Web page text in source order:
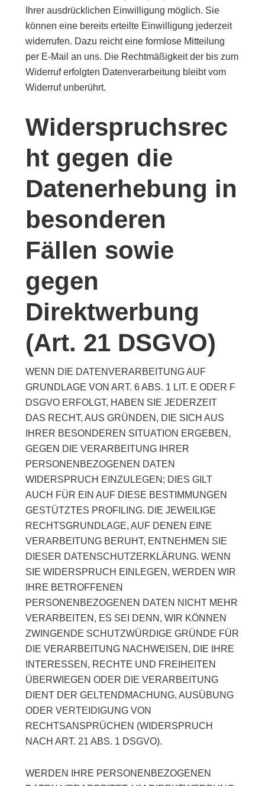
Ihrer ausdrücklichen Einwilligung möglich. Sie
können eine bereits erteilte Einwilligung jederzeit
widerrufen. Dazu reicht eine formlose Mitteilung
per E-Mail an uns. Die Rechtmäßigkeit der bis zum
Widerruf erfolgten Datenverarbeitung bleibt vom
Widerruf unberührt.
Widerspruchsrec
ht gegen die
Datenerhebung in
besonderen
Fällen sowie
gegen
Direktwerbung
(Art. 21 DSGVO)
WENN DIE DATENVERARBEITUNG AUF
GRUNDLAGE VON ART. 6 ABS. 1 LIT. E ODER F
DSGVO ERFOLGT, HABEN SIE JEDERZEIT
DAS RECHT, AUS GRÜNDEN, DIE SICH AUS
IHRER BESONDEREN SITUATION ERGEBEN,
GEGEN DIE VERARBEITUNG IHRER
PERSONENBEZOGENEN DATEN
WIDERSPRUCH EINZULEGEN; DIES GILT
AUCH FÜR EIN AUF DIESE BESTIMMUNGEN
GESTÜTZTES PROFILING. DIE JEWEILIGE
RECHTSGRUNDLAGE, AUF DENEN EINE
VERARBEITUNG BERUHT, ENTNEHMEN SIE
DIESER DATENSCHUTZERKLÄRUNG. WENN
SIE WIDERSPRUCH EINLEGEN, WERDEN WIR
IHRE BETROFFENEN
PERSONENBEZOGENEN DATEN NICHT MEHR
VERARBEITEN, ES SEI DENN, WIR KÖNNEN
ZWINGENDE SCHUTZWÜRDIGE GRÜNDE FÜR
DIE VERARBEITUNG NACHWEISEN, DIE IHRE
INTERESSEN, RECHTE UND FREIHEITEN
ÜBERWIEGEN ODER DIE VERARBEITUNG
DIENT DER GELTENDMACHUNG, AUSÜBUNG
ODER VERTEIDIGUNG VON
RECHTSANSPRÜCHEN (WIDERSPRUCH
NACH ART. 21 ABS. 1 DSGVO).
WERDEN IHRE PERSONENBEZOGENEN